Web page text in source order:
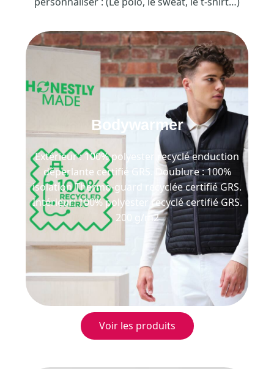
Bodywarmer
Extérieur : 100% polyester recyclé enduction
déperlante certifié GRS. Doublure : 100%
isolation Thermo-guard recyclée certifié GRS.
Intérieur: 100% polyester recyclé certifié GRS.
200 g/m2
Voir les produits